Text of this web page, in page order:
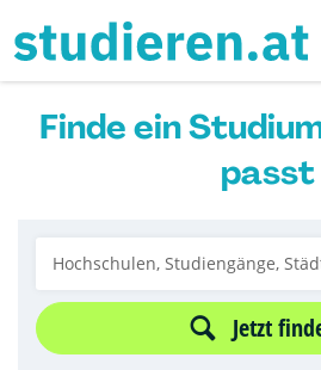
Finde ein
passt
Jetzt